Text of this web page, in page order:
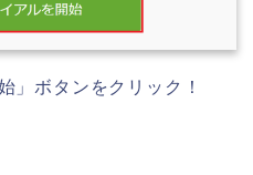
」ボタンをクリック！